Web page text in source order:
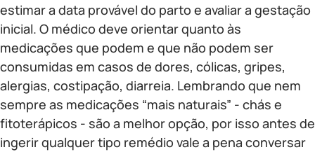
estimar a data provável do parto e avaliar a gestação
inicial. O médico deve orientar quanto às
medicações que podem e que não podem ser
consumidas em casos de dores, cólicas, gripes,
alergias, costipação, diarreia. Lembrando que nem
sempre as medicações “mais naturais” - chás e
fitoterápicos - são a melhor opção, por isso antes de
ingerir qualquer tipo remédio vale a pena conversar